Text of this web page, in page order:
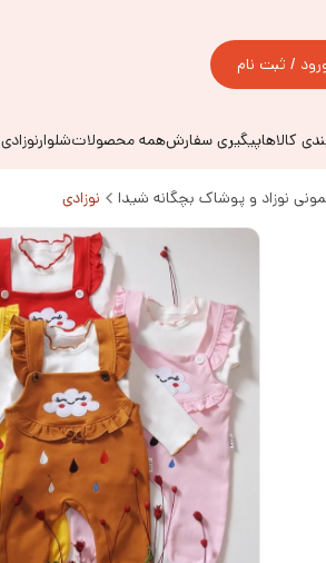
/ ثبت نام
کالاهاپیگیری سفارشهمه محصولاتشلوارنوزادی
نوزاد و پوشاک بچگانه شیدا نوزادی